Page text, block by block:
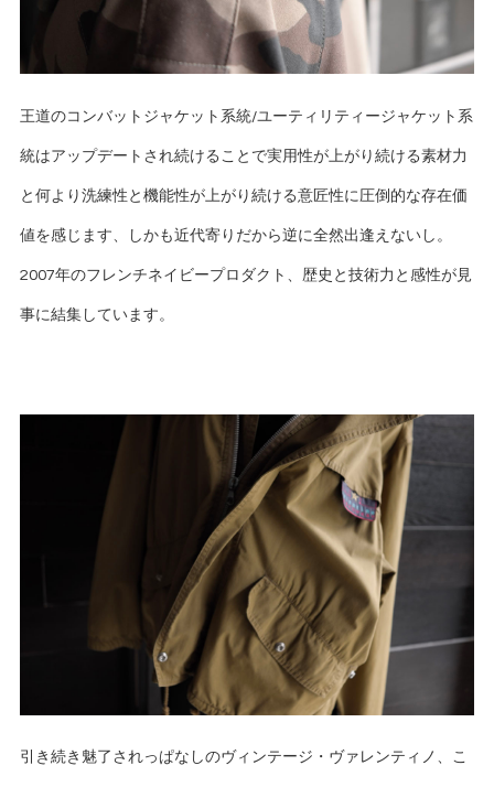
王道のコンバットジャケット系統/ユーティリティージャケット系
統はアップデートされ続けることで実用性が上がり続ける素材力
と何より洗練性と機能性が上がり続ける意匠性に圧倒的な存在価
値を感じます、しかも近代寄りだから逆に全然出逢えないし。
2007年のフレンチネイビープロダクト、歴史と技術力と感性が見
事に結集しています。
引き続き魅了されっぱなしのヴィンテージ・ヴァレンティノ、こ